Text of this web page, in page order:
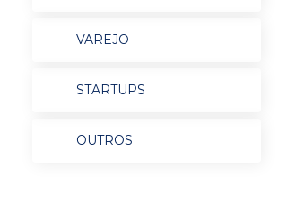
VAREJO
STARTUPS
OUTROS